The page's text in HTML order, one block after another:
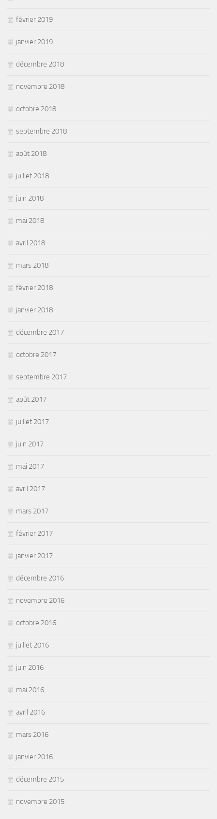
février 2019
janvier 2019
décembre 2018
novembre 2018
octobre 2018
septembre 2018
août 2018
juillet 2018
juin 2018
mai 2018
avril 2018
mars 2018
février 2018
janvier 2018
décembre 2017
octobre 2017
septembre 2017
août 2017
juillet 2017
juin 2017
mai 2017
avril 2017
mars 2017
février 2017
janvier 2017
décembre 2016
novembre 2016
octobre 2016
juillet 2016
juin 2016
mai 2016
avril 2016
mars 2016
janvier 2016
décembre 2015
novembre 2015